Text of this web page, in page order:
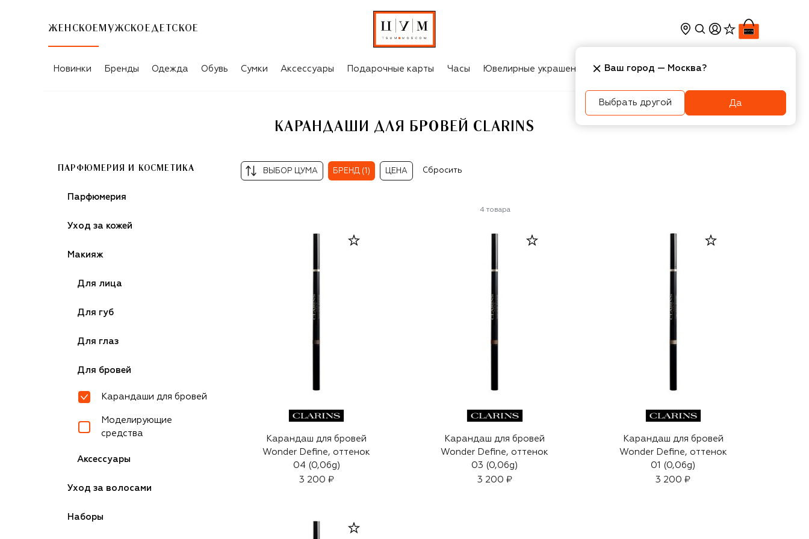
ЖЕНСКОЕ МУЖСКОЕ ДЕТСКОЕ
КАРАНДАШИ ДЛЯ БРОВЕЙ CLARINS
Новинки Бренды Одежда Обувь Сумки Аксессуары Подарочные карты Часы Ювелирные украшения Косметика Интерьер
КАРАНДАШИ ДЛЯ БРОВЕЙ CLARINS
ПАРФЮМЕРИЯ И КОСМЕТИКА
Парфюмерия
Уход за кожей
Макияж
Для лица
Для губ
Для глаз
Для бровей
Карандаши для бровей
Моделирующие
средства
Аксессуары
Уход за волосами
Наборы
ВЫБОР ЦУМА БРЕНД (1) ЦЕНА Сбросить
4 товара
Карандаш для бровей
Wonder Define, оттенок
04 (0,06g)
3 200 ₽
Карандаш для бровей
Wonder Define, оттенок
03 (0,06g)
3 200 ₽
Карандаш для бровей
Wonder Define, оттенок
01 (0,06g)
3 200 ₽
Ваш город — Москва?
Выбрать другой Да